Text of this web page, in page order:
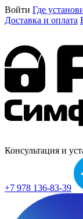
Войти Где
Доставка и оплата
Консультация и
+7 978 136-83-39